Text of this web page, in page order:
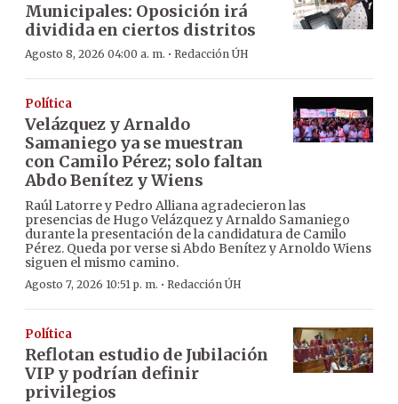
Municipales: Oposición irá
dividida en ciertos distritos
Agosto 8, 2026 04:00 a. m. · Redacción ÚH
Política
Velázquez y Arnaldo
Samaniego ya se muestran
con Camilo Pérez; solo faltan
Abdo Benítez y Wiens
Raúl Latorre y Pedro Alliana agradecieron las
presencias de Hugo Velázquez y Arnaldo Samaniego
durante la presentación de la candidatura de Camilo
Pérez. Queda por verse si Abdo Benítez y Arnoldo Wiens
siguen el mismo camino.
Agosto 7, 2026 10:51 p. m. · Redacción ÚH
Política
Reflotan estudio de Jubilación
VIP y podrían definir
privilegios